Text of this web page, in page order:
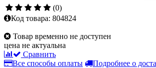
(0)
Код товара: 804824
Товар временно не доступен
цена не актуальна
Сравнить
Все способы оплаты
Подробнее о